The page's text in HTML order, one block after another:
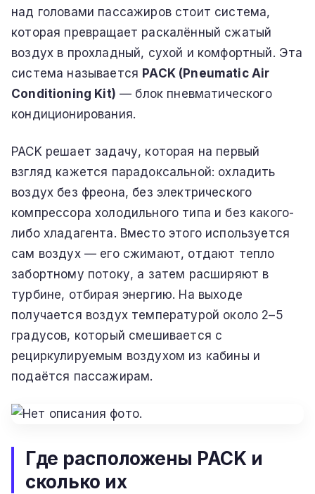
над головами пассажиров стоит система,
которая превращает раскалённый сжатый
воздух в прохладный, сухой и комфортный. Эта
система называется PACK (Pneumatic Air
Conditioning Kit) — блок пневматического
кондиционирования.
PACK решает задачу, которая на первый
взгляд кажется парадоксальной: охладить
воздух без фреона, без электрического
компрессора холодильного типа и без какого-
либо хладагента. Вместо этого используется
сам воздух — его сжимают, отдают тепло
забортному потоку, а затем расширяют в
турбине, отбирая энергию. На выходе
получается воздух температурой около 2–5
градусов, который смешивается с
рециркулируемым воздухом из кабины и
подаётся пассажирам.
Где расположены PACK и
сколько их